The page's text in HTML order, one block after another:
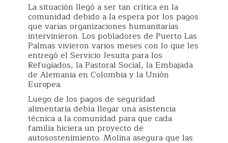
La situación llegó a ser tan crítica en la
comunidad debido a la espera por los pagos
que varias organizaciones humanitarias
intervinieron. Los pobladores de Puerto Las
Palmas vivieron varios meses con lo que les
entregó el Servicio Jesuita para los
Refugiados, la Pastoral Social, la Embajada
de Alemania en Colombia y la Unión
Europea.
Luego de los pagos de seguridad
alimentaria debía llegar una asistencia
técnica a la comunidad para que cada
familia hiciera un proyecto de
autosostenimiento. Molina asegura que las